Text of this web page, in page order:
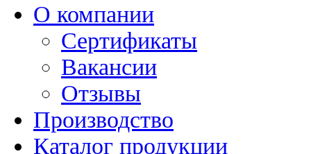
О компании
Сертификаты
Вакансии
Отзывы
Производство
Каталог продукции